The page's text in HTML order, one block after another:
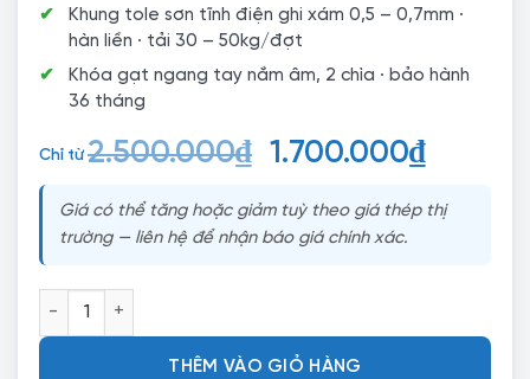
Khung tole sơn tĩnh điện ghi xám 0,5 – 0,7mm ·
hàn liền · tải 30 – 50kg/đợt
Khóa gạt ngang tay nắm âm, 2 chìa · bảo hành
36 tháng
Chỉ từ2.500.000₫ Giá
là:
2.500.000₫.
1.700.000₫Giá
tại
Giá có thể tăng hoặc giảm tuỳ theo giá thép thị
trường — liên hệ để nhận báo giá chính xác.
Tủ Sắt 2 Cánh Lùa TS04 số lượng
THÊM VÀO GIỎ HÀNG